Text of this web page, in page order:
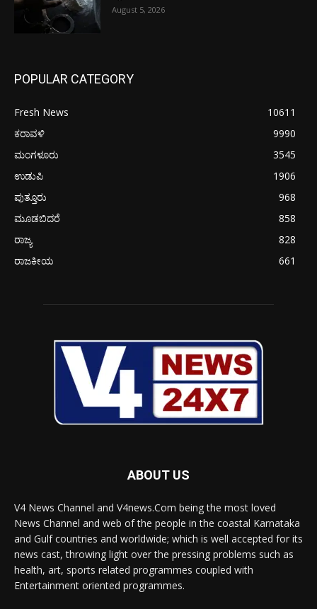
August 5, 2026
POPULAR CATEGORY
Fresh News
10611
ಕರಾವಳಿ
9990
ಮಂಗಳೂರು
3545
ಉಡುಪಿ
1906
ಪುತ್ತೂರು
968
ಮೂಡಬಿದರೆ
858
ರಾಜ್ಯ
828
ರಾಜಕೀಯ
661
ABOUT US
V4 News Channel and V4news.Com being the most loved
News Channel and web of the people in the coastal Karnataka
and Gulf countries and worldwide; which is well accepted for its
news cast, throwing light over the pressing problems such as
health, art, sports related programmes coupled with
Entertainment oriented programmes.